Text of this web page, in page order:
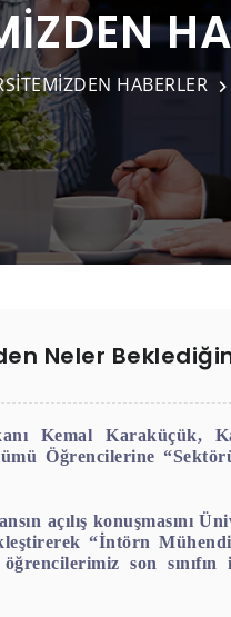
HABERLER
Neler
Kemal Karaküçük,
Öğrencilerine
açılış konuşmasını
“İntörn
son